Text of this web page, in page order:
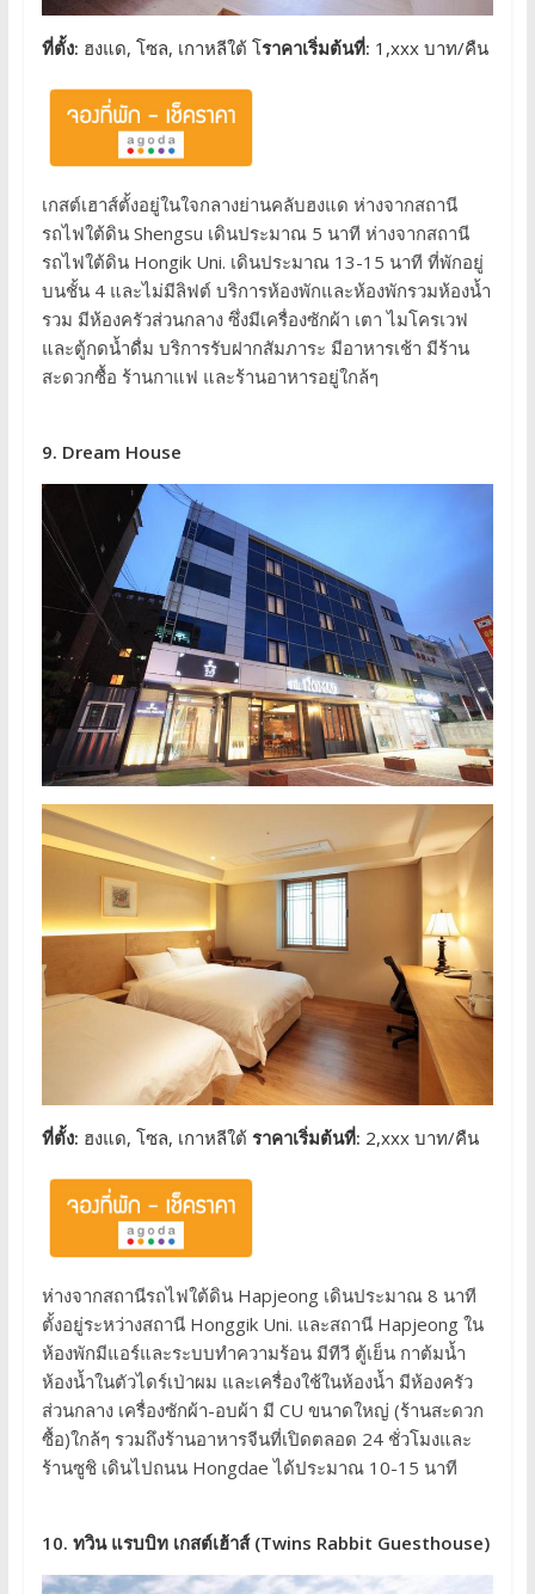
ที่ตั้ง: ฮงแด, โซล, เกาหลีใต้ โราคาเริ่มต้นที่: 1,xxx บาท/คืน
เกสต์เฮาส์ตั้งอยู่ในใจกลางย่านคลับฮงแด ห่างจากสถานี
รถไฟใต้ดิน Shengsu เดินประมาณ 5 นาที ห่างจากสถานี
รถไฟใต้ดิน Hongik Uni. เดินประมาณ 13-15 นาที ที่พักอยู่
บนชั้น 4 และไม่มีลิฟต์ บริการห้องพักและห้องพักรวมห้องน้ำ
รวม มีห้องครัวส่วนกลาง ซึ่งมีเครื่องซักผ้า เตา ไมโครเวฟ
และตู้กดน้ำดื่ม บริการรับฝากสัมภาระ มีอาหารเช้า มีร้าน
สะดวกซื้อ ร้านกาแฟ และร้านอาหารอยู่ใกล้ๆ
9. Dream House
ที่ตั้ง: ฮงแด, โซล, เกาหลีใต้ ราคาเริ่มต้นที่: 2,xxx บาท/คืน
ห่างจากสถานีรถไฟใต้ดิน Hapjeong เดินประมาณ 8 นาที
ตั้งอยู่ระหว่างสถานี Honggik Uni. และสถานี Hapjeong ใน
ห้องพักมีแอร์และระบบทำความร้อน มีทีวี ตู้เย็น กาต้มน้ำ
ห้องน้ำในตัวไดร์เป่าผม และเครื่องใช้ในห้องน้ำ มีห้องครัว
ส่วนกลาง เครื่องซักผ้า-อบผ้า มี CU ขนาดใหญ่ (ร้านสะดวก
ซื้อ)ใกล้ๆ รวมถึงร้านอาหารจีนที่เปิดตลอด 24 ชั่วโมงและ
ร้านซูชิ เดินไปถนน Hongdae ได้ประมาณ 10-15 นาที
10. ทวิน แรบบิท เกสต์เฮ้าส์ (Twins Rabbit Guesthouse)